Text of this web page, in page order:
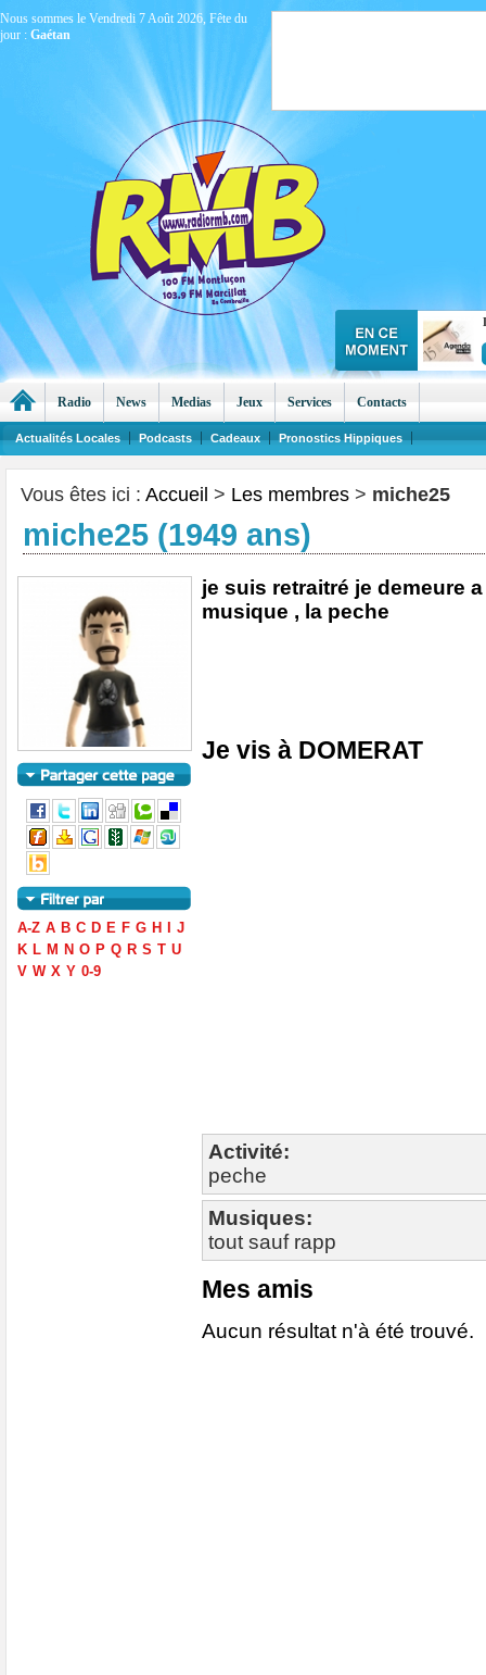
Vous êtes ici : Accueil > Les membres > miche25
miche25 (1949 ans)
je suis retraitré je demeure
musique , la peche
Je vis à DOMERAT
Activité:
peche
Musiques:
tout sauf rapp
Mes amis
Aucun résultat n'à été trouvé.
A-Z A B C D E F G H
J
K L M N O P Q R S T U
V W X Y 0-9
Radio News Medias Jeux Services Contacts
Actualités Locales Podcasts Cadeaux Pronostics Hippiques
Nous sommes le Vendredi 7 Août 2026, Fête du
jour : Gaétan